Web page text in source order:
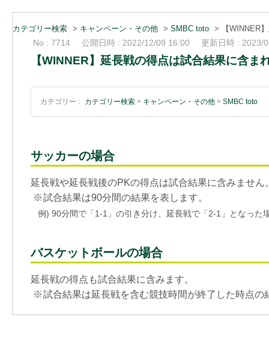
カテゴリー検索 > キャンペーン・その他 > SMBC toto > 【WINNER
No : 7714 公開日時 : 2022/12/09 16:00 更新日時 : 2023/
【WINNER】延長戦の得点は試合結果に含ま
カテゴリー : カテゴリー検索 > キャンペーン・その他 > SMBC toto
サッカーの場合
延長戦や延長戦後のPKの得点は試合結果に含みません
※試合結果は90分間の結果を表します。
例) 90分間で「1-1」の引き分け、延長戦で「2-1」となった
バスケットボールの場合
延長戦の得点も試合結果に含みます。
※試合結果は延長戦を含む競技時間が終了した時点の